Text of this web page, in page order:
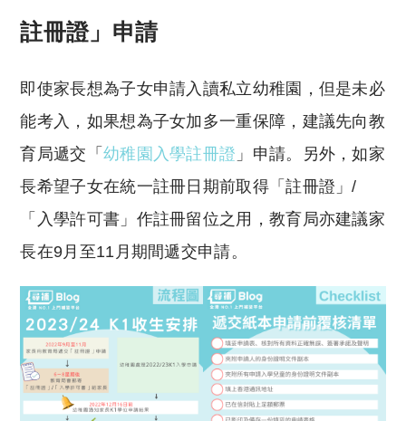
註冊證」申請
即使家長想為子女申請入讀私立幼稚園，但是未必
能考入，如果想為子女加多一重保障，建議先向教
育局遞交「 幼稚園入學註冊證 」申請。另外，如家
長希望子女在統一註冊日期前取得「註冊證」/
「入學許可書」作註冊留位之用，教育局亦建議家
長在9月至11月期間遞交申請。